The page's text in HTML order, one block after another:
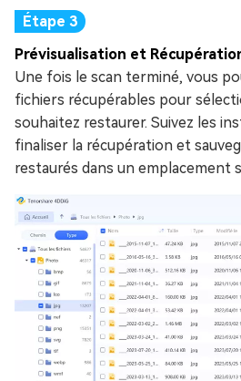
Prévisualisation et
Une fois le scan terminé, vous
fichiers récupérables pour
souhaitez restaurer. Suivez les
finaliser la récupération et
restaurés dans un emplacement